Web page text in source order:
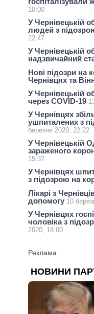
10:00
У Чернівецькій
людей з
22:47
У Чернівецькій
надзвичайний
Нові підозри на
Чернівцях та
У Чернівецькій
через COVID-19
У Чернівцях
ушпиталених з
березня 2020, 22:22
У Чернівецькій
зараженого
15:37
У Чернівцях
з підозрою на
Лікарі з
допомогу 10
У Чернівцях
чоловіка з
2020, 18:00